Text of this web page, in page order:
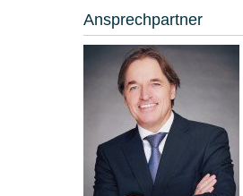
Ansprechpartner